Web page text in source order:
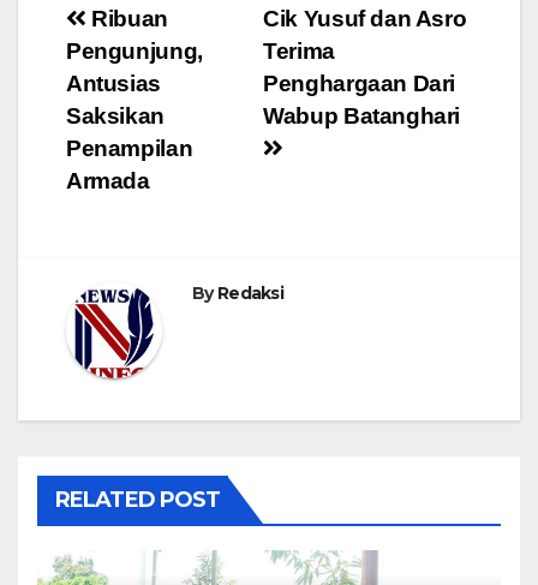
Navigasi
pos
Cik Yusuf dan Asro
Terima
Penghargaan Dari
Wabup Batanghari
Ribuan
Pengunjung,
Antusias
Saksikan
Penampilan
Armada
ByRedaksi
RELATED POST